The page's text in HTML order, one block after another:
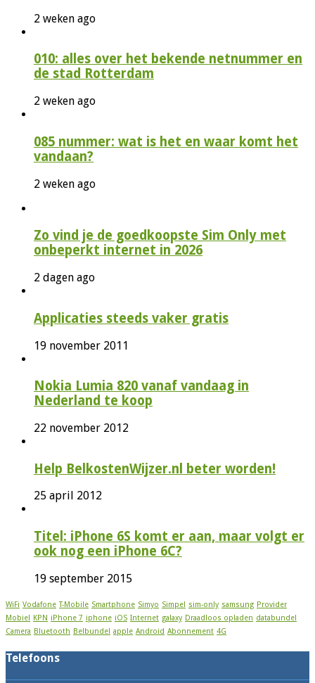
2 weken ago
010: alles over het bekende netnummer en
de stad Rotterdam
2 weken ago
085 nummer: wat is het en waar komt het
vandaan?
2 weken ago
Zo vind je de goedkoopste Sim Only met
onbeperkt internet in 2026
2 dagen ago
Applicaties steeds vaker gratis
19 november 2011
Nokia Lumia 820 vanaf vandaag in
Nederland te koop
22 november 2012
Help BelkostenWijzer.nl beter worden!
25 april 2012
Titel: iPhone 6S komt er aan, maar volgt er
ook nog een iPhone 6C?
19 september 2015
WiFi Vodafone T-Mobile Smartphone Simyo Simpel sim-only samsung Provider
Mobiel KPN iPhone 7 iphone iOS Internet galaxy Draadloos opladen databundel
Camera Bluetooth Belbundel apple Android Abonnement 4G
Telefoons